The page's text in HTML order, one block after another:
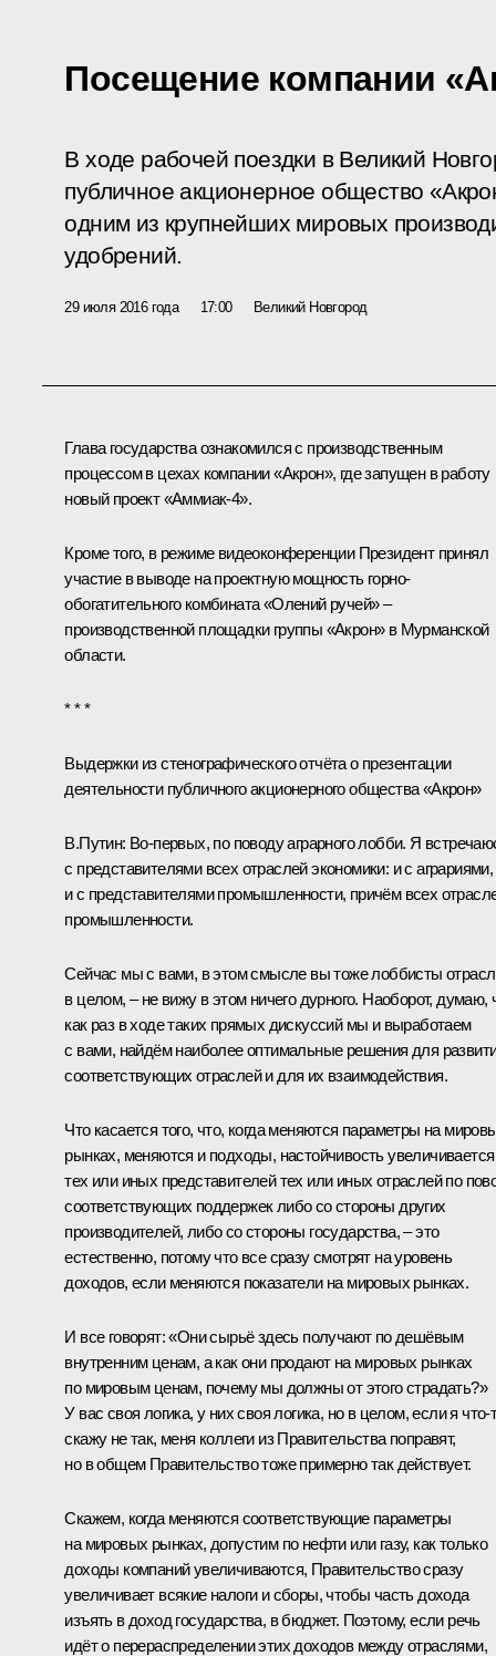
Посещение компании
В ходе рабочей поездки в Великий
публичное акционерное общество
одним из крупнейших мировых
удобрений.
29 июля 2016 года 17:00 Великий Новгород
Глава государства ознакомился с производственным
процессом в цехах компании «Акрон», где запущен в работу
новый проект «Аммиак-4».
Кроме того, в режиме видеоконференции Президент принял
участие в выводе на проектную мощность горно-
обогатительного комбината «Олений ручей» –
производственной площадки группы «Акрон» в Мурманской
области.
* * *
Выдержки из стенографического отчёта о презентации
деятельности публичного акционерного общества «Акрон»
В.Путин: Во‑первых, по поводу аграрного лобби. Я
с представителями всех отраслей экономики: и с аграриями,
и с представителями промышленности, причём всех
промышленности.
Сейчас мы с вами, в этом смысле вы тоже лоббисты
в целом, – не вижу в этом ничего дурного. Наоборот, думаю,
как раз в ходе таких прямых дискуссий мы и выработаем
с вами, найдём наиболее оптимальные решения для
соответствующих отраслей и для их взаимодействия.
Что касается того, что, когда меняются параметры на
рынках, меняются и подходы, настойчивость увеличивается
тех или иных представителей тех или иных отраслей по
соответствующих поддержек либо со стороны других
производителей, либо со стороны государства, – это
естественно, потому что все сразу смотрят на уровень
доходов, если меняются показатели на мировых рынках.
И все говорят: «Они сырьё здесь получают по дешёвым
внутренним ценам, а как они продают на мировых рынках
по мировым ценам, почему мы должны от этого страдать?»
У вас своя логика, у них своя логика, но в целом, если я
скажу не так, меня коллеги из Правительства поправят,
но в общем Правительство тоже примерно так действует.
Скажем, когда меняются соответствующие параметры
на мировых рынках, допустим по нефти или газу, как только
доходы компаний увеличиваются, Правительство сразу
увеличивает всякие налоги и сборы, чтобы часть дохода
изъять в доход государства, в бюджет. Поэтому, если речь
идёт о перераспределении этих доходов между отраслями,